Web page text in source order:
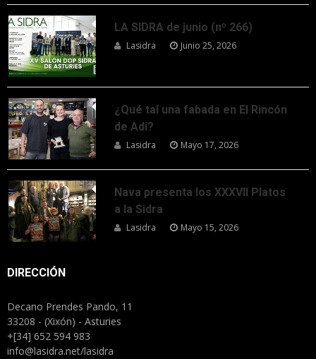
LA SIDRA de junio (nº 266)
Lasidra Junio 25, 2026
¿Qué tal una fabada en El Rincón
de Adi?
Lasidra Mayo 17, 2026
Nava presenta los XXXVII Platos
a la Sidra
Lasidra Mayo 15, 2026
DIRECCIÓN
Decano Prendes Pando, 11
33208 - (Xixón) - Asturies
+[34] 652 594 983
info@lasidra.net/lasidra